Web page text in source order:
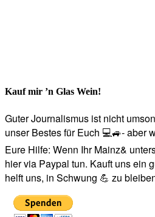
Kauf mir ’n Glas Wein!
Guter Journalismus ist nicht
unser Bestes für Euch 💻🚙- aber
Eure Hilfe: Wenn Ihr Mainz&
hier via Paypal tun. Kauft uns ein
helft uns, in Schwung 💪 zu